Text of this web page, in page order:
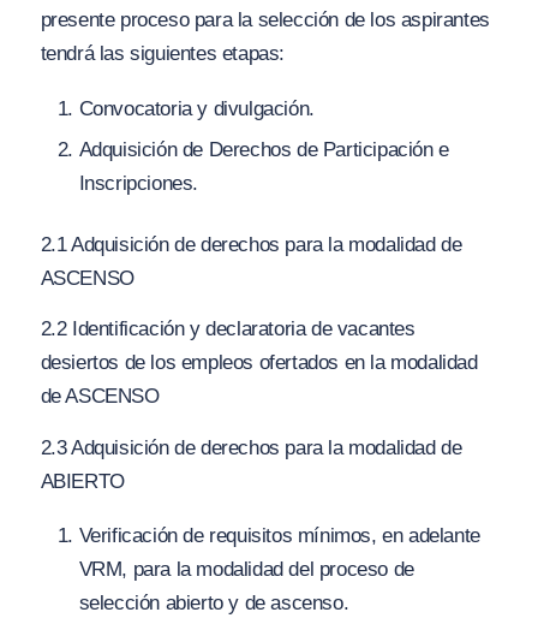
presente proceso para la selección de los aspirantes
tendrá las siguientes etapas:
Convocatoria y divulgación.
Adquisición de Derechos de Participación e
Inscripciones.
2.1 Adquisición de derechos para la modalidad de
ASCENSO
2.2 Identificación y declaratoria de vacantes
desiertos de los empleos ofertados en la modalidad
de ASCENSO
2.3 Adquisición de derechos para la modalidad de
ABIERTO
Verificación de requisitos mínimos, en adelante
VRM, para la modalidad del proceso de
selección abierto y de ascenso.